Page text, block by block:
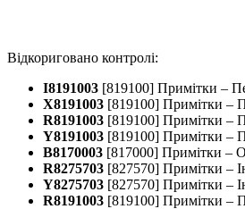
Відкориговано контролі:
I8191003 [819100] Примітки –
X8191003 [819100] Примітки –
R8191003 [819100] Примітки –
Y8191003 [819100] Примітки –
B8170003 [817000] Примітки –
R8275703 [827570] Примітки –
Y8275703 [827570] Примітки –
R8191003 [819100] Примітки –